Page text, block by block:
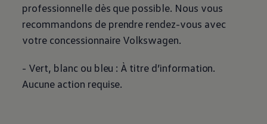
professionnelle dès que possible. Nous vous
recommandons de prendre rendez-vous avec
votre concessionnaire Volkswagen.
- Vert, blanc ou bleu : À titre d’information.
Aucune action requise.